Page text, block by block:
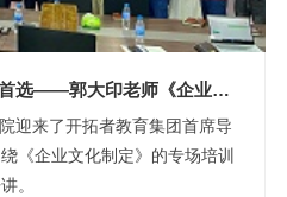
重塑文化基因，锚定全球首选——郭大印老师《企业文化制定》专场培训圆满落幕
迎来了开拓者教育集团首席导
《企业文化制定》的专场培训
。